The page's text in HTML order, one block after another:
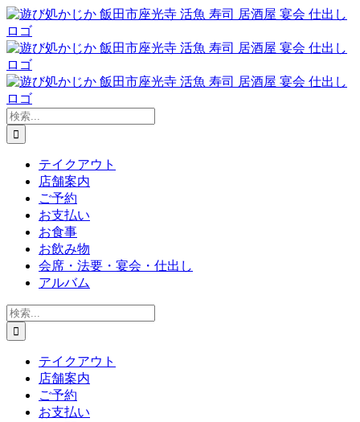
Skip
to
content
検
索
…
テイクアウト
店舗案内
ご予約
お支払い
お食事
お飲み物
会席・法要・宴会・仕出し
アルバム
検
索
…
テイクアウト
店舗案内
ご予約
お支払い